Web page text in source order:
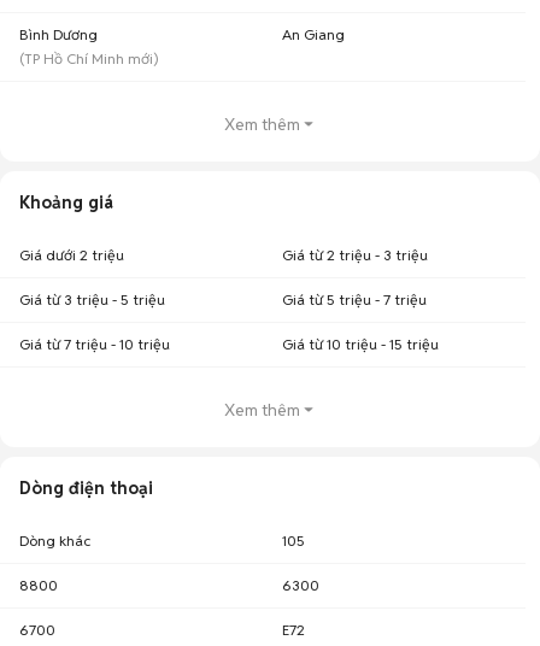
Bình Dương
(TP Hồ Chí Minh mới)
An Giang
Xem thêm
Khoảng giá
Giá dưới 2 triệu Giá từ 2 triệu - 3 triệu
Giá từ 3 triệu - 5 triệu Giá từ 5 triệu - 7 triệu
Giá từ 7 triệu - 10 triệu Giá từ 10 triệu - 15 triệu
Xem thêm
Dòng điện thoại
Dòng khác 105
8800 6300
6700 E72